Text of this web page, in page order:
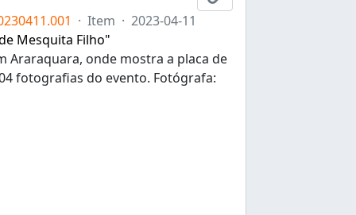
· Item · 2023-04-11
Mesquita Filho"
Araraquara, onde mostra a placa de
fotografias do evento. Fotógrafa: